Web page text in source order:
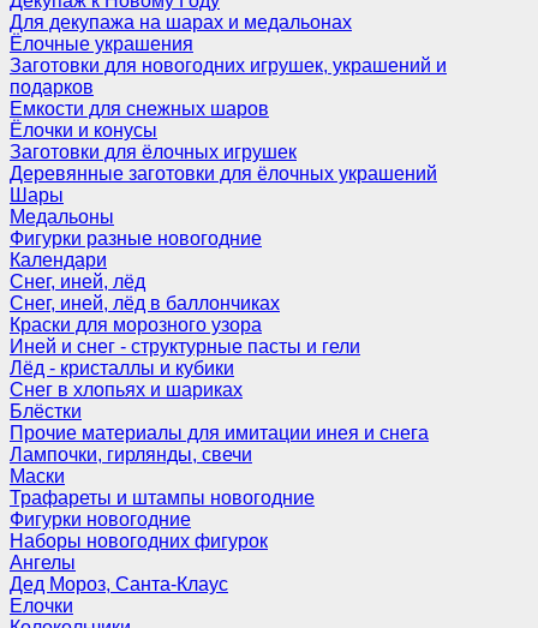
Для декупажа на шарах и медальонах
Ёлочные украшения
Заготовки для новогодних игрушек, украшений и
подарков
Емкости для снежных шаров
Ёлочки и конусы
Заготовки для ёлочных игрушек
Деревянные заготовки для ёлочных украшений
Шары
Медальоны
Фигурки разные новогодние
Календари
Снег, иней, лёд
Снег, иней, лёд в баллончиках
Краски для морозного узора
Иней и снег - структурные пасты и гели
Лёд - кристаллы и кубики
Снег в хлопьях и шариках
Блёстки
Прочие материалы для имитации инея и снега
Лампочки, гирлянды, свечи
Маски
Трафареты и штампы новогодние
Фигурки новогодние
Наборы новогодних фигурок
Ангелы
Дед Мороз, Санта-Клаус
Елочки